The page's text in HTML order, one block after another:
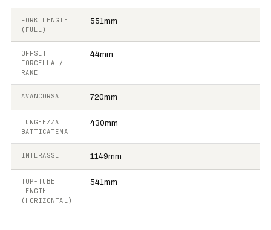
FORK LENGTH
(FULL)
551mm
OFFSET
FORCELLA /
RAKE
44mm
AVANCORSA 720mm
LUNGHEZZA
BATTICATENA
430mm
INTERASSE 1149mm
TOP-TUBE
LENGTH
(HORIZONTAL)
541mm